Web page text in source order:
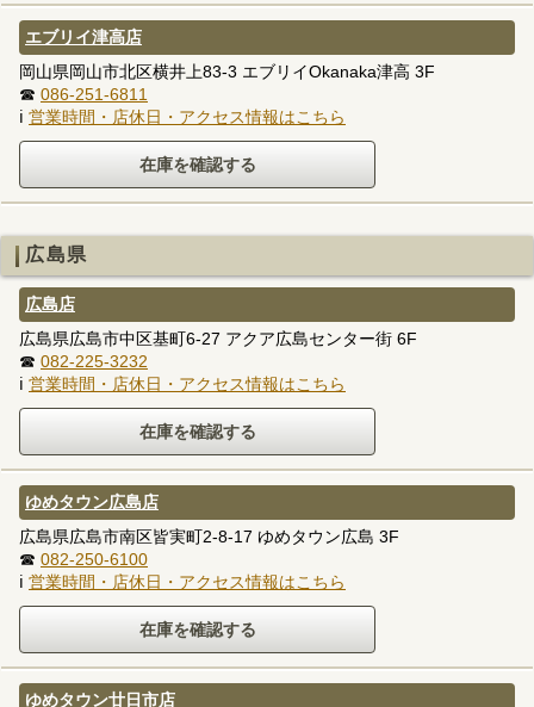
エブリイ津高店
岡山県岡山市北区横井上83-3 エブリイOkanaka津高 3F
☎ 086-251-6811
ℹ 営業時間・店休日・アクセス情報はこちら
広島県
広島店
広島県広島市中区基町6-27 アクア広島センター街 6F
☎ 082-225-3232
ℹ 営業時間・店休日・アクセス情報はこちら
ゆめタウン広島店
広島県広島市南区皆実町2-8-17 ゆめタウン広島 3F
☎ 082-250-6100
ℹ 営業時間・店休日・アクセス情報はこちら
ゆめタウン廿日市店